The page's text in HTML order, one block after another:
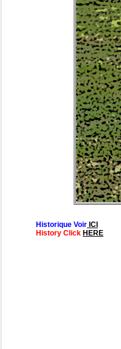
Historique Voir ICI
History Click HERE